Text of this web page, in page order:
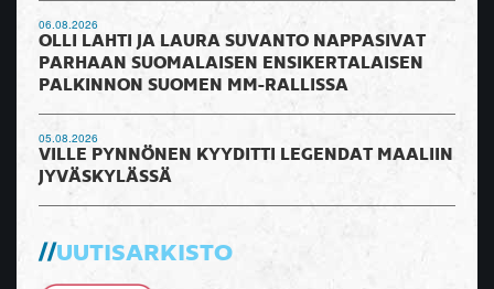
06.08.2026
OLLI LAHTI JA LAURA SUVANTO NAPPASIVAT
PARHAAN SUOMALAISEN ENSIKERTALAISEN
PALKINNON SUOMEN MM-RALLISSA
05.08.2026
VILLE PYNNÖNEN KYYDITTI LEGENDAT MAALIIN
JYVÄSKYLÄSSÄ
UUTISARKISTO